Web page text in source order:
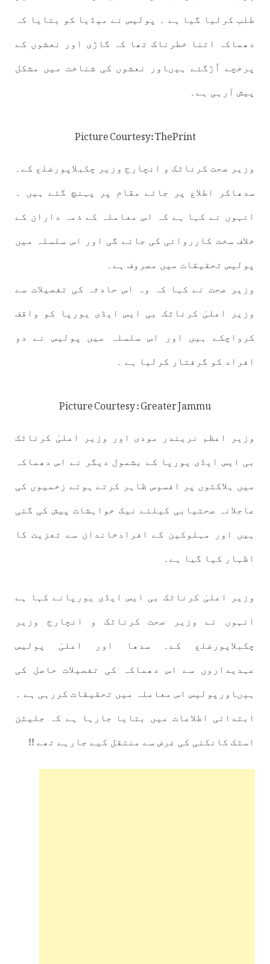
طلب کرلیا گیا ہے ۔ پولیس نے میڈیا کو بتایا کہ
دھماکہ اتنا خطرناک تھا کہ گاڑی اور نعشوں کے
پرخچے اُڑگئے ہیںاور نعشوں کی شناخت میں مشکل
پیش آرہی ہے۔
Picture Courtesy: ThePrint
وزیر صحت کرناٹک و انچارج وزیر چکبلاپورضلع کے۔
سدھاکر اطلاع پر جائے مقام پر پہنچ گئے ہیں ۔
انہوں نے کہا ہے کہ اس معاملہ کے ذمہ داران کے
خلاف سخت کارروائی کی جائے گی اور اس سلسلہ میں
پولیس تحقیقات میں مصروف ہے۔
وزیر صحت نے کہا کہ وہ اس حادثہ کی تفصیلات سے
وزیر اعلیٰ کرناٹک بی ایس ایڈی یورپا کو واقف
کرواچکے ہیں اور اس سلسلہ میں پولیس نے دو
افراد کو گرفتار کرلیا ہے ۔
Picture Courtesy : Greater Jammu
وزیر اعظم نریندر مودی اور وزیر اعلیٰ کرناٹک
بی ایس ایڈی یورپا کے بشمول دیگر نے اس دھماکہ
میں ہلاکتوں پر افسوس ظاہر کرتے ہوئے زخمیوں کی
عاجلانہ صحتیابی کیلئے نیک خواہشات پیش کی گئی
ہیں اور مہلوکین کے افرادخاندان سے تعزیت کا
اظہار کیا گیا ہے۔
وزیر اعلیٰ کرناٹک بی ایس ایڈی یورپانے کہا ہے
انہوں نے وزیر صحت کرناٹک و انچارج وزیر
چکبلاپورضلع کے۔ سدھا اور اعلیٰ پولیس
عہدیداروں سے اس دھماکہ کی تفصیلات حاصل کی
ہیںاورپولیس اس معاملہ میں تحقیقات کررہی ہے ۔
ابتدائی اطلاعات میں بتایا جارہا ہے کہ جلیٹن
اسٹک کانکنی کی غرض سے منتقل کیے جارہے تھے !!